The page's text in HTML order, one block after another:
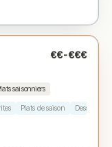
€€-€€€
saisonniers
Plats de saison Desserts